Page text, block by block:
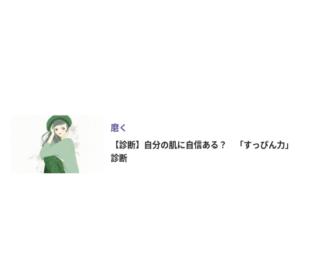
磨く
【診断】自分の肌に自信ある？ 「すっぴん力」
診断